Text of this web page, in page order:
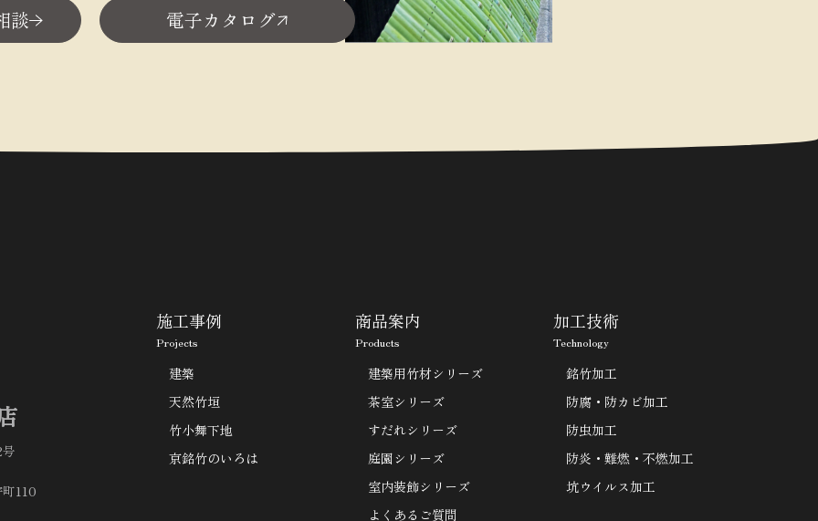
談 電子カタログ
110
施工事例
Projects
建築
天然竹垣
竹小舞下地
京銘竹のいろは
商品案内
Products
建築用竹材シリーズ
茶室シリーズ
すだれシリーズ
庭園シリーズ
室内装飾シリーズ
よくあるご質問
加工技術
Technology
銘竹加工
防腐・防カビ加工
防虫加工
防炎・難燃・不燃加工
坑ウイルス加工